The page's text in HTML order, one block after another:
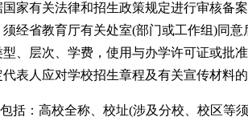
家有关法律和招生政策规定进行审核备
经省教育厅有关处室(部门或工作组)同
、层次、学费，使用与办学许可证或批
表人应对学校招生章程及有关宣传材料
括：高校全称、校址(涉及分校、校区等